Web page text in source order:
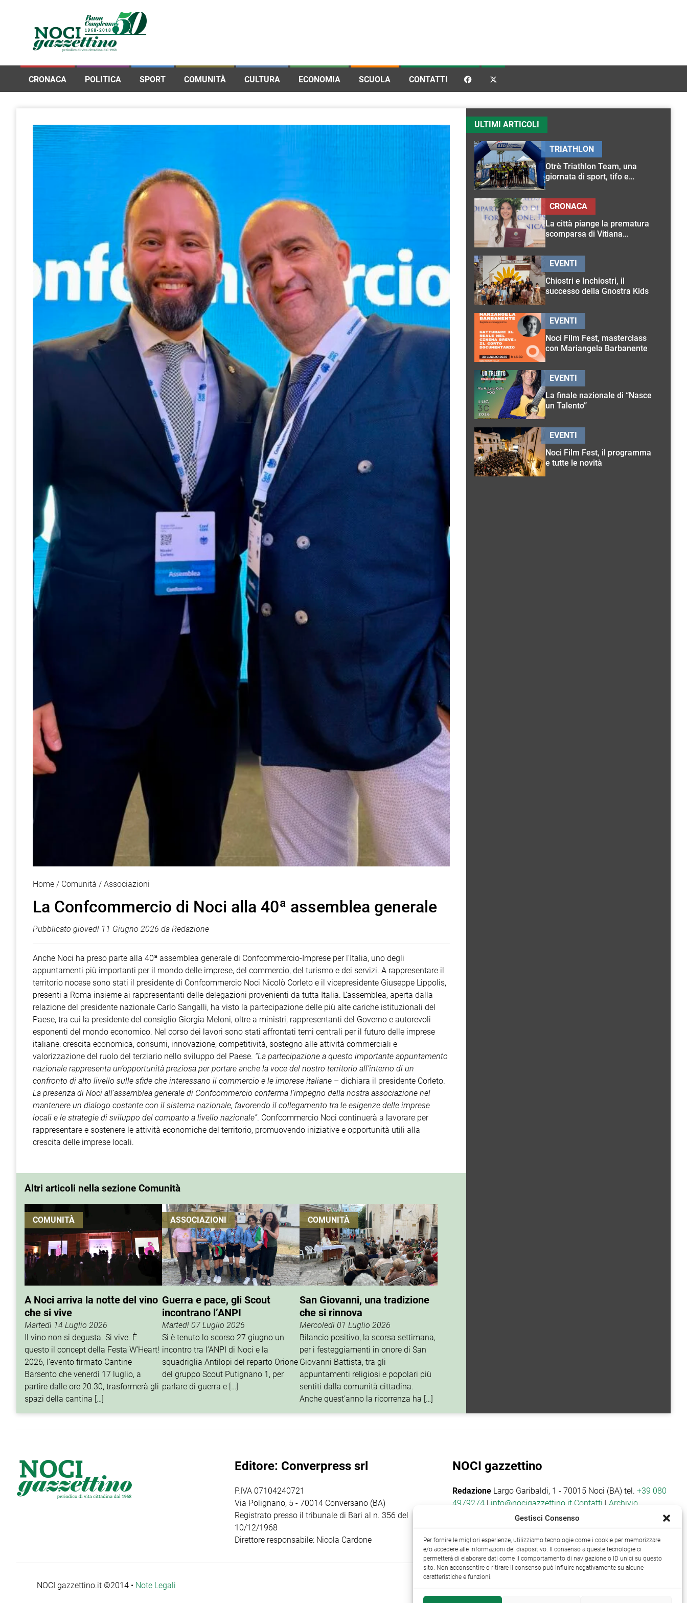
CRONACA POLITICA SPORT COMUNITÀ CULTURA ECONOMIA SCUOLA CONTATTI  
Home Comunità Associazioni
La Confcommercio di Noci alla 40ª assemblea generale
Pubblicato giovedì 11 Giugno 2026 da Redazione
Anche Noci ha preso parte alla 40ª assemblea generale di Confcommercio-Imprese per l’Italia, uno degli
appuntamenti più importanti per il mondo delle imprese, del commercio, del turismo e dei servizi. A rappresentare il
territorio nocese sono stati il presidente di Confcommercio Noci Nicolò Corleto e il vicepresidente Giuseppe Lippolis,
presenti a Roma insieme ai rappresentanti delle delegazioni provenienti da tutta Italia. L’assemblea, aperta dalla
relazione del presidente nazionale Carlo Sangalli, ha visto la partecipazione delle più alte cariche istituzionali del
Paese, tra cui la presidente del consiglio Giorgia Meloni, oltre a ministri, rappresentanti del Governo e autorevoli
esponenti del mondo economico. Nel corso dei lavori sono stati affrontati temi centrali per il futuro delle imprese
italiane: crescita economica, consumi, innovazione, competitività, sostegno alle attività commerciali e
valorizzazione del ruolo del terziario nello sviluppo del Paese. “La partecipazione a questo importante appuntamento
nazionale rappresenta un’opportunità preziosa per portare anche la voce del nostro territorio all’interno di un
confronto di alto livello sulle sfide che interessano il commercio e le imprese italiane – dichiara il presidente Corleto.
La presenza di Noci all’assemblea generale di Confcommercio conferma l’impegno della nostra associazione nel
mantenere un dialogo costante con il sistema nazionale, favorendo il collegamento tra le esigenze delle imprese
locali e le strategie di sviluppo del comparto a livello nazionale”. Confcommercio Noci continuerà a lavorare per
rappresentare e sostenere le attività economiche del territorio, promuovendo iniziative e opportunità utili alla
crescita delle imprese locali.
Altri articoli nella sezione Comunità
COMUNITÀ
A Noci arriva la notte del vino
che si vive
Martedì 14 Luglio 2026
Il vino non si degusta. Si vive. È
questo il concept della Festa W’Heart!
2026, l’evento firmato Cantine
Barsento che venerdì 17 luglio, a
partire dalle ore 20.30, trasformerà gli
spazi della cantina […]
ASSOCIAZIONI
Guerra e pace, gli Scout
incontrano l’ANPI
Martedì 07 Luglio 2026
Si è tenuto lo scorso 27 giugno un
incontro tra l’ANPI di Noci e la
squadriglia Antilopi del reparto Orione
del gruppo Scout Putignano 1, per
parlare di guerra e […]
COMUNITÀ
San Giovanni, una tradizione
che si rinnova
Mercoledì 01 Luglio 2026
Bilancio positivo, la scorsa settimana,
per i festeggiamenti in onore di San
Giovanni Battista, tra gli
appuntamenti religiosi e popolari più
sentiti dalla comunità cittadina.
Anche quest’anno la ricorrenza ha […]
ULTIMI ARTICOLI
Otrè Triathlon Team, una
giornata di sport, tifo e
TRIATHLON
La città piange la prematura
scomparsa di Vitiana
CRONACA
Chiostri e Inchiostri, il
successo della Gnostra Kids
EVENTI
Noci Film Fest, masterclass
con Mariangela Barbanente
EVENTI
La finale nazionale di “Nasce
un Talento”
EVENTI
Noci Film Fest, il programma
e tutte le novità
EVENTI
Editore: Converpress srl
P.IVA 07104240721
Via Polignano, 5 - 70014 Conversano (BA)
Registrato presso il tribunale di Bari al n. 356 del
10/12/1968
Direttore responsabile: Nicola Cardone
NOCI gazzettino
Redazione Largo Garibaldi, 1 - 70015 Noci (BA) tel.+39 080
4979274 | info@nocigazzettino.it Contatti | Archivio
NOCI gazzettino.it ©2014 • Note Legali
Gestisci Consenso
Per fornire le migliori esperienze, utilizziamo tecnologie come i cookie per memorizzare
e/o accedere alle informazioni del dispositivo. Il consenso a queste tecnologie ci
permetterà di elaborare dati come il comportamento di navigazione o ID unici su questo
sito. Non acconsentire o ritirare il consenso può influire negativamente su alcune
caratteristiche e funzioni.